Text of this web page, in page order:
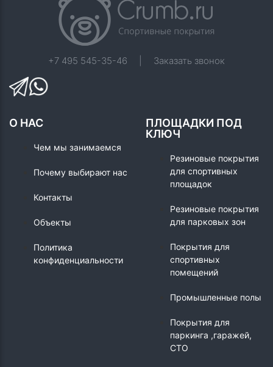
+7 495 545-35-46 Заказать звонок
О НАС
Чем мы занимаемся
Почему выбирают нас
Контакты
Объекты
Политика
конфиденциальности
ПЛОЩАДКИ ПОД
КЛЮЧ
Резиновые покрытия
для спортивных
площадок
Резиновые покрытия
для парковых зон
Покрытия для
спортивных
помещений
Промышленные полы
Покрытия для
паркинга ,гаражей,
СТО